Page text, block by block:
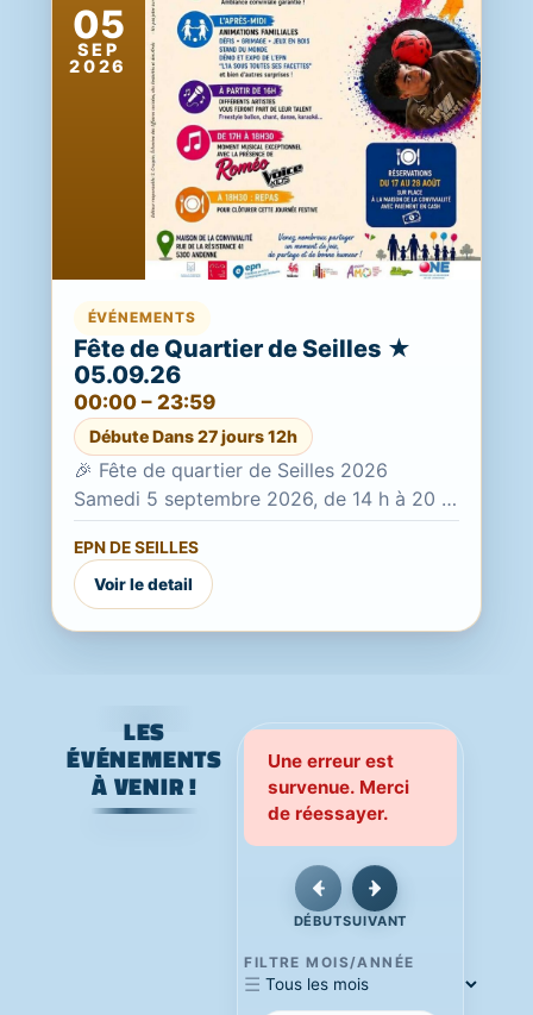
05
SEP
2026
ÉVÉNEMENTS
Fête de Quartier de Seilles ★
05.09.26
00:00 – 23:59
Débute Dans 27 jours 12h
🎉 Fête de quartier de Seilles 2026
Samedi 5 septembre 2026, de 14 h à 20 h
Une journée festive, familiale et ouverte
à...
EPN DE SEILLES
Voir le detail
LES
ÉVÉNEMENTS
À VENIR !
Une erreur est
survenue. Merci
de réessayer.
DÉBUTSUIVANT
FILTRE MOIS/ANNÉE